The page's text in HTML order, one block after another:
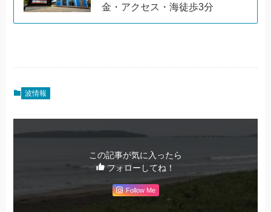
金・アクセス・海徒歩3分
波情報
この記事が気に入ったら
フォローしてね！
Follow Me